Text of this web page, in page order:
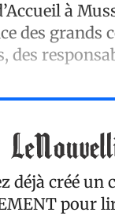
à
des grands
déjà créé
pour